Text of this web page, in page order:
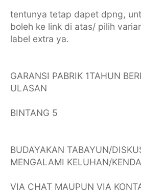
tentunya tetap dapet dpng,
boleh ke link di atas/ pilih
label extra ya.
GARANSI PABRIK 1TAHUN
ULASAN
BINTANG 5
BUDAYAKAN TABAYUN/
MENGALAMI KELUHAN/
VIA CHAT MAUPUN VIA